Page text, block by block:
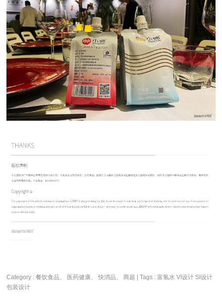
Category : 餐饮食品、 医药健康、 快消品、 商超 | Tags :富氢水 VI设计 SI设计
包装设计